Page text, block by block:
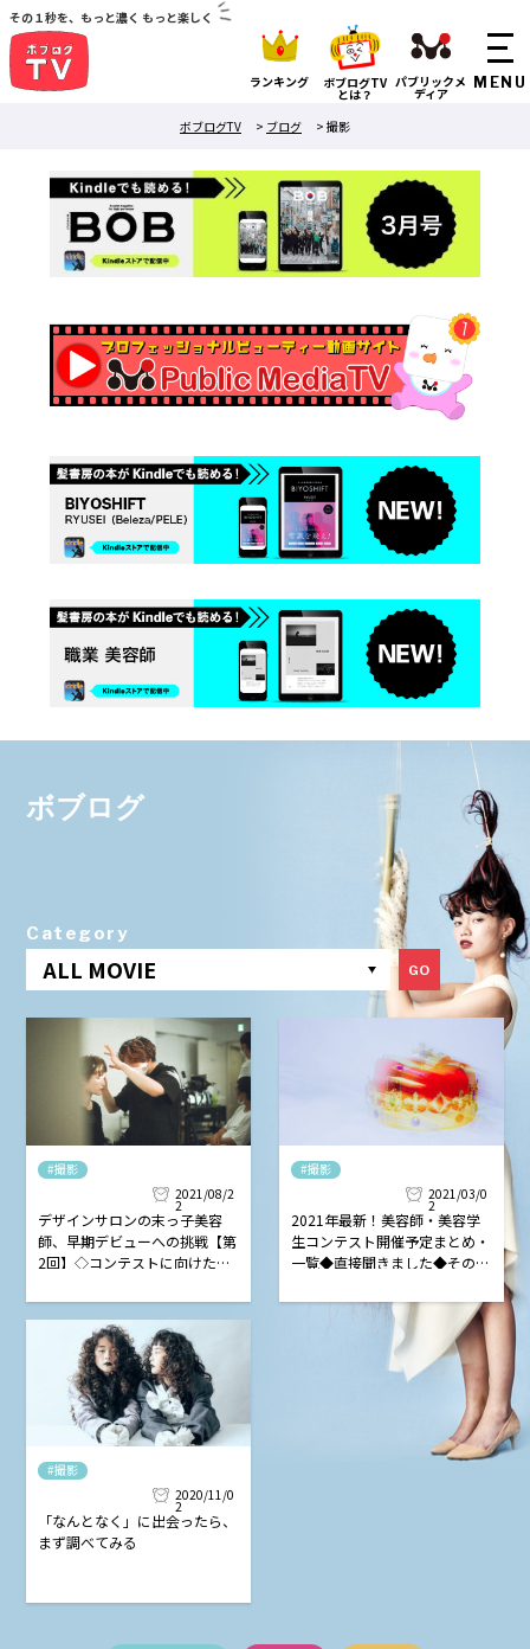
その１秒を、もっと濃く もっと楽しく
ランキング ボブログTV
とは？
パブリックメ
ディア
ボブログTV
> ブログ > 撮影
ボブログ
Category
#撮影
2021/08/2
2
デザインサロンの末っ子美容
師、早期デビューへの挑戦【第
2回】◇コンテストに向けたシ
#撮影
2021/03/0
2
2021年最新！美容師・美容学
生コンテスト開催予定まとめ・
一覧◆直接聞きました◆その①
#撮影
2020/11/0
2
「なんとなく」に出会ったら、
まず調べてみる